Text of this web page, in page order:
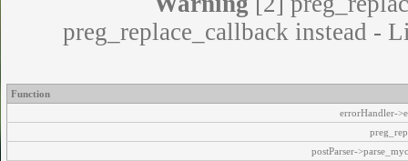
preg_replace_callback instead -
Function
errorHandler-
postParser-